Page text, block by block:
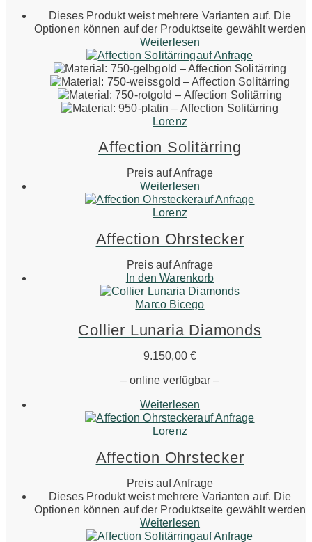
Dieses Produkt weist mehrere Varianten auf. Die
Optionen können auf der Produktseite gewählt werden
Weiterlesen
auf Anfrage
Lorenz
Affection Solitärring
Preis auf Anfrage
Weiterlesen
auf Anfrage
Lorenz
Affection Ohrstecker
Preis auf Anfrage
In den Warenkorb
Marco Bicego
Collier Lunaria Diamonds
9.150,00 €
– online verfügbar –
Weiterlesen
auf Anfrage
Lorenz
Affection Ohrstecker
Preis auf Anfrage
Dieses Produkt weist mehrere Varianten auf. Die
Optionen können auf der Produktseite gewählt werden
Weiterlesen
auf Anfrage